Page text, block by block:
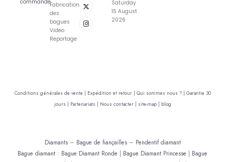
commandeFabrication
des
bagues
Video
Reportage
Saturday
15 August
2026
Conditions générales de vente | Expédition et retour | Qui sommes nous ? | Garantie 30
jours |
Partenariats | Nous contacter | site-map | blog
Diamants– Bague de fiançailles– Pendentif diamant
Bague diamant : Bague Diamant Ronde | Bague Diamant Princesse | Bague